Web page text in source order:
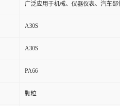
广泛应用于机械、仪器仪表、汽车部
A30S
A30S
PA66
颗粒